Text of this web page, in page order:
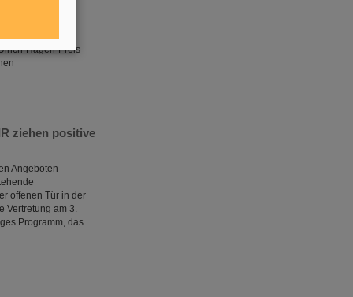
der
Hagen-Preis
ziehen positive
Angeboten
offenen Tür in der
Vertretung am 3.
Programm, das